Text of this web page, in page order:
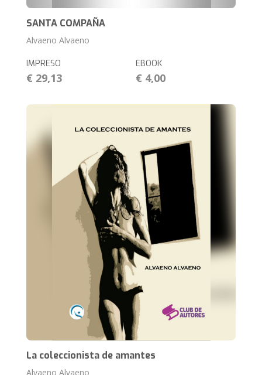
SANTA COMPAÑA
Alvaeno Alvaeno
IMPRESO
€ 29,13
EBOOK
€ 4,00
La coleccionista de amantes
Alvaeno Alvaeno